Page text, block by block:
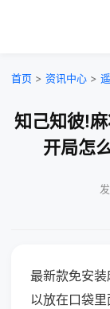
首页 > 资讯中心 >
知己知彼!麻
开局怎
最新款免安
以放在口袋